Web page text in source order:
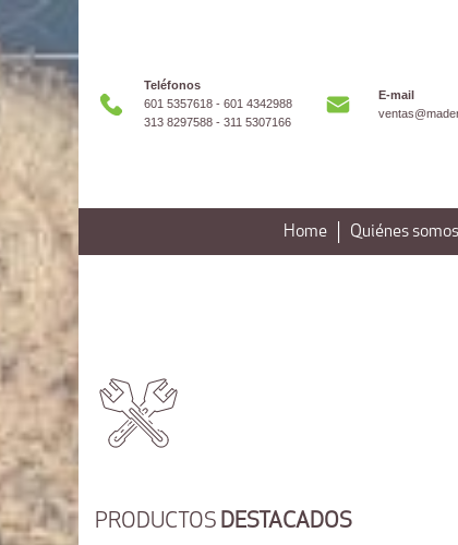
Teléfonos
601 5357618 - 601 4342988
313 8297588 - 311 5307166
E-mail
Home Quiénes somos
PRODUCTOS DESTACADOS